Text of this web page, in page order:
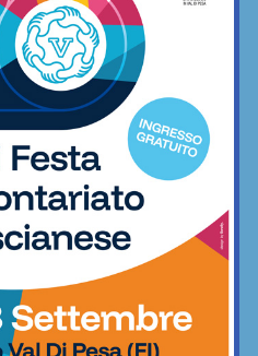
una super Chiara Costagli
Tavarnuzze freme per il
Categoria: tra tre
alla preparazione. Ecco
27
grande novità
stagione: nasce la
18
vittorie di Sara Bongini
in palazzo comunale